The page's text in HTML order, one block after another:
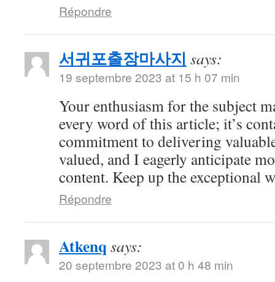
Répondre
서귀포출장마사지 says:
19 septembre 2023 at 15 h 07 min
Your enthusiasm for the subject
every word of this article; it’s
commitment to delivering
valued, and I eagerly anticipate
content. Keep up the exceptional
Répondre
Atkenq says:
20 septembre 2023 at 0 h 48 min